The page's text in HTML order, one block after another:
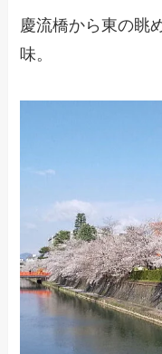
慶流橋から東の眺
味。